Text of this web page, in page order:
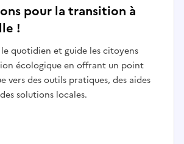
pour la transition à
!
le quotidien et guide les citoyens
écologique en offrant un point
vers des outils pratiques, des aides
solutions locales.